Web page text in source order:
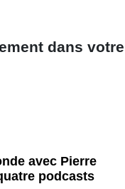
dans votre
avec Pierre
podcasts